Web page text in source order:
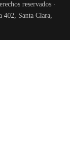
reservados ·
Santa Clara,